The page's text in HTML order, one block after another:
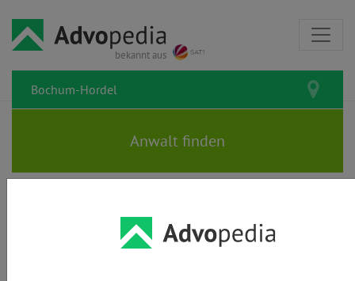
bekannt aus
Rechtsanwälte und Kanzleien in